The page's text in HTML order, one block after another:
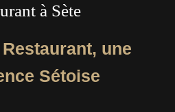
à Sète
une
Sétoise